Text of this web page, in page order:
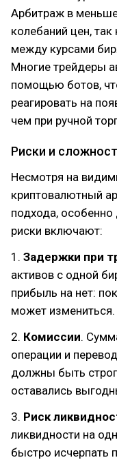
Арбитраж в
колебаний цен, так
между курсами
Многие трейдеры
помощью ботов,
реагировать на
чем при ручной
Риски и
Несмотря на
криптовалютный
подхода,
риски включают:
1. Задержки при
активов с одной
прибыль на нет:
может измениться.
2. Комиссии.
операции и
должны быть
оставались
3. Риск
ликвидности на
быстро исчерпать